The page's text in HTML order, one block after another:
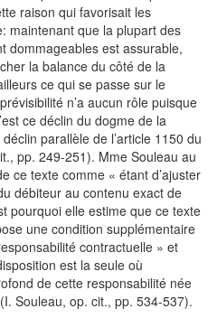
raison qui favorisait les
maintenant que la plupart des
dommageables est assurable,
la balance du côté de la
ce qui se passe sur le
n’a aucun rôle puisque
ce déclin du dogme de la
parallèle de l’article 1150 du
pp. 249-251). Mme Souleau au
ce texte comme « étant d’ajuster
débiteur au contenu exact de
pourquoi elle estime que ce texte
une condition supplémentaire
contractuelle » et
est la seule où
de cette responsabilité née
Souleau, op. cit., pp. 534-537).